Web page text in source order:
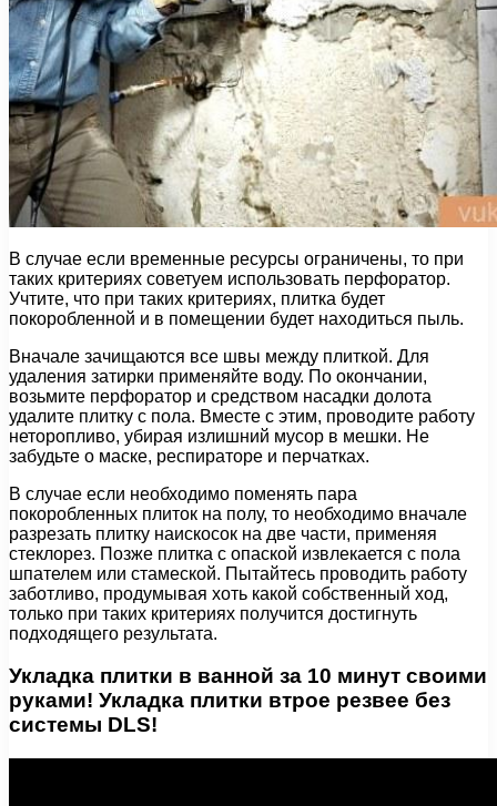
В случае если временные ресурсы ограничены, то при
таких критериях советуем использовать перфоратор.
Учтите, что при таких критериях, плитка будет
покоробленной и в помещении будет находиться пыль.
Вначале зачищаются все швы между плиткой. Для
удаления затирки применяйте воду. По окончании,
возьмите перфоратор и средством насадки долота
удалите плитку с пола. Вместе с этим, проводите работу
неторопливо, убирая излишний мусор в мешки. Не
забудьте о маске, респираторе и перчатках.
В случае если необходимо поменять пара
покоробленных плиток на полу, то необходимо вначале
разрезать плитку наискосок на две части, применяя
стеклорез. Позже плитка с опаской извлекается с пола
шпателем или стамеской. Пытайтесь проводить работу
заботливо, продумывая хоть какой собственный ход,
только при таких критериях получится достигнуть
подходящего результата.
Укладка плитки в ванной за 10 минут своими
руками! Укладка плитки втрое резвее без
системы DLS!